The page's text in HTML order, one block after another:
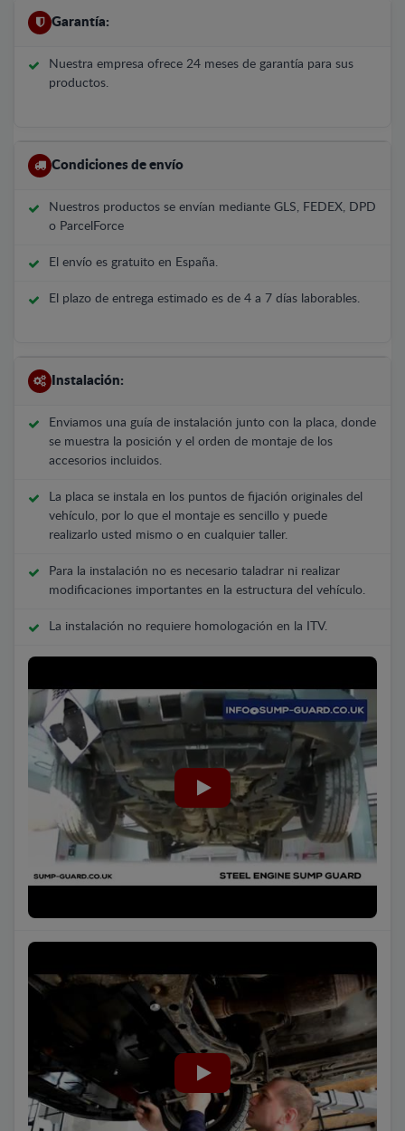
Garantía:
Nuestra empresa ofrece 24 meses de garantía para sus
productos.
Condiciones de envío
Nuestros productos se envían mediante GLS, FEDEX, DPD
o ParcelForce
El envío es gratuito en España.
El plazo de entrega estimado es de 4 a 7 días laborables.
Instalación:
Enviamos una guía de instalación junto con la placa, donde
se muestra la posición y el orden de montaje de los
accesorios incluidos.
La placa se instala en los puntos de fijación originales del
vehículo, por lo que el montaje es sencillo y puede
realizarlo usted mismo o en cualquier taller.
Para la instalación no es necesario taladrar ni realizar
modificaciones importantes en la estructura del vehículo.
La instalación no requiere homologación en la ITV.